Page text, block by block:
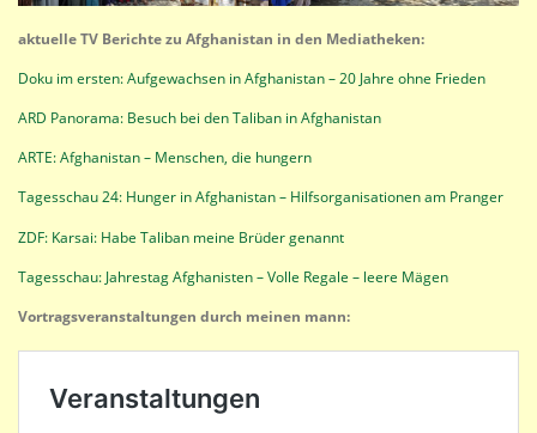
aktuelle TV Berichte zu Afghanistan in den Mediatheken:
Doku im ersten: Aufgewachsen in Afghanistan – 20 Jahre ohne Frieden
ARD Panorama: Besuch bei den Taliban in Afghanistan
ARTE: Afghanistan – Menschen, die hungern
Tagesschau 24: Hunger in Afghanistan – Hilfsorganisationen am Pranger
ZDF: Karsai: Habe Taliban meine Brüder genannt
Tagesschau: Jahrestag Afghanisten – Volle Regale – leere Mägen
Vortragsveranstaltungen durch meinen mann: